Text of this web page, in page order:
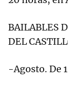
BAILABLES
DEL
-Agosto. De